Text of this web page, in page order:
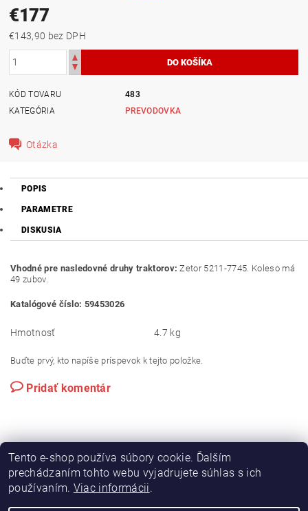
€177
€143,90 bez DPH
KÓD TOVARU
483
KATEGÓRIA
PREVODOVKA
Otázka
POPIS
PARAMETRE
DISKUSIA
Vhodné pre nasledovné druhy traktorov: Zetor 5211-7745. Koleso má
49 zubov.
Katalógové číslo: 59453026
Hmotnosť 4.7 kg
Buďte prvý, kto napíše príspevok k tejto položke.
Pridať komentár
Výroba hydraulických hadíc
Tento e-shop používa súbory cookie. Ďalším
prechádzaním tohto webu vyjadrujete súhlas s ich
používaním. Viac informácii.